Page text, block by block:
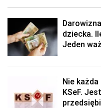
dziecka.
Jeden
Nie
KSeF.